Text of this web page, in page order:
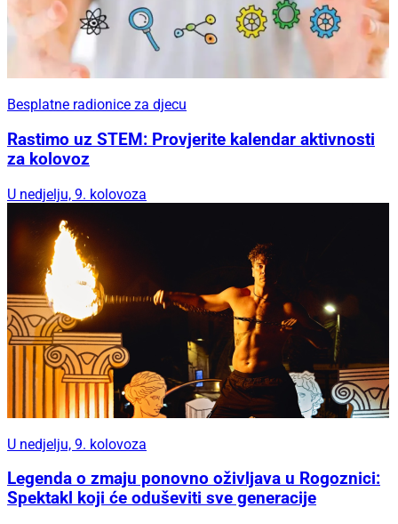
Besplatne radionice za djecu
Rastimo uz STEM: Provjerite kalendar aktivnosti
za kolovoz
U nedjelju, 9. kolovoza
U nedjelju, 9. kolovoza
Legenda o zmaju ponovno oživljava u Rogoznici:
Spektakl koji će oduševiti sve generacije